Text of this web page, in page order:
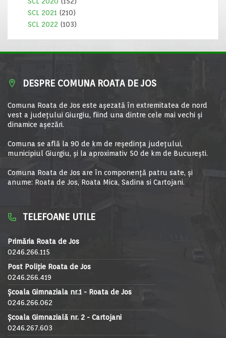
SCL 2021 (210)
SCL 2022 (103)
DESPRE COMUNA ROATA DE JOS
Comuna Roata de Jos este aşezată în extremitatea de nord
vest a judeţului Giurgiu, fiind una dintre cele mai vechi şi
dinamice aşezări.
Comuna se află la 90 de km de reşedinţa judeţului,
municipiul Giurgiu, şi la aproximativ 50 de km de Bucureşti.
Comuna Roata de Jos are în componență patru sate, și
anume: Roata de Jos, Roata Mica, Sadina si Cartojani.
TELEFOANE UTILE
Primăria Roata de Jos
0246.266.115
Post Poliție Roata de Jos
0246.266.419
Școala Gimnaziala nr.1 - Roata de Jos
0246.266.062
Școala Gimnazială nr. 2 - Cartojani
0246.267.603